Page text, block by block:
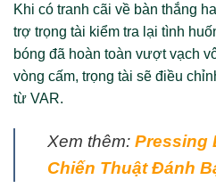
Khi có tranh cãi về bàn thắng
trợ trọng tài kiểm tra lại tình
bóng đã hoàn toàn vượt vạch
vòng cấm, trọng tài sẽ điều
từ VAR.
Xem thêm: Pressing
Chiến Thuật Đánh